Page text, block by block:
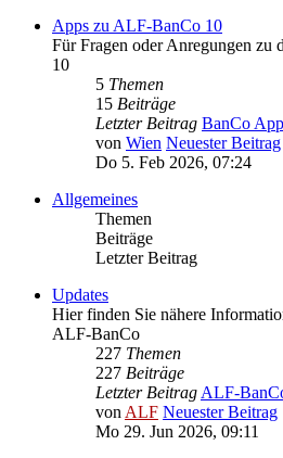
Apps zu ALF-BanCo 10
Für Fragen oder Anregungen
10
5 Themen
15 Beiträge
Letzter Beitrag BanCo
von Wien Neuester Beitrag
Do 5. Feb 2026, 07:24
Allgemeines
Themen
Beiträge
Letzter Beitrag
Updates
Hier finden Sie nähere
ALF-BanCo
227 Themen
227 Beiträge
Letzter BeitragALF-
vonALF Neuester Beitrag
Mo 29. Jun 2026, 09:11